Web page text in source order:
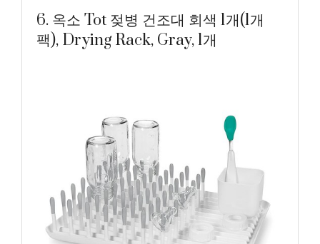
6. 옥소 Tot 젖병 건조대 회색 1개(1개
팩), Drying Rack, Gray, 1개